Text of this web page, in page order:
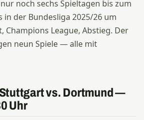
noch sechs Spieltagen bis zum
in der Bundesliga 2025/26 um
Champions League, Abstieg. Der
neun Spiele — alle mit
vs. Dortmund —
Uhr